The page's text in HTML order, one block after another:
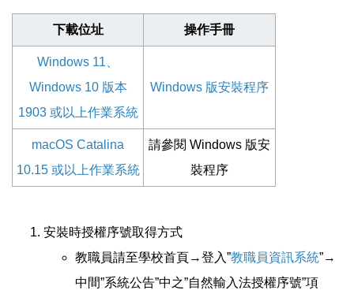
下載位址 操作手冊
Windows 11、
Windows 10 版本
1903 或以上作業系統
Windows 版安裝程序
macOS Catalina
10.15 或以上作業系統
請參閱 Windows 版安
裝程序
安裝時授權序號取得方式
教職員請至學校首頁→登入”教職員資訊系統”→
中間”系統公告”中之”自然輸入法授權序號”項